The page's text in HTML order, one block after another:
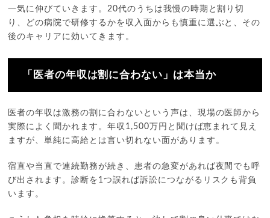
一気に伸びていきます。20代のうちは我慢の時期と割り切
り、どの病院で研修するかを収入面からも慎重に選ぶと、その
後のキャリアに効いてきます。
「医者の年収は割に合わない」は本当か
医者の年収は激務の割に合わないという声は、現場の医師から
実際によく聞かれます。年収1,500万円と聞けば恵まれて見え
ますが、単純に高給とは言い切れない面があります。
宿直や当直で連続勤務が続き、患者の急変があれば夜間でも呼
び出されます。診断を1つ誤れば訴訟につながるリスクも背負
います。